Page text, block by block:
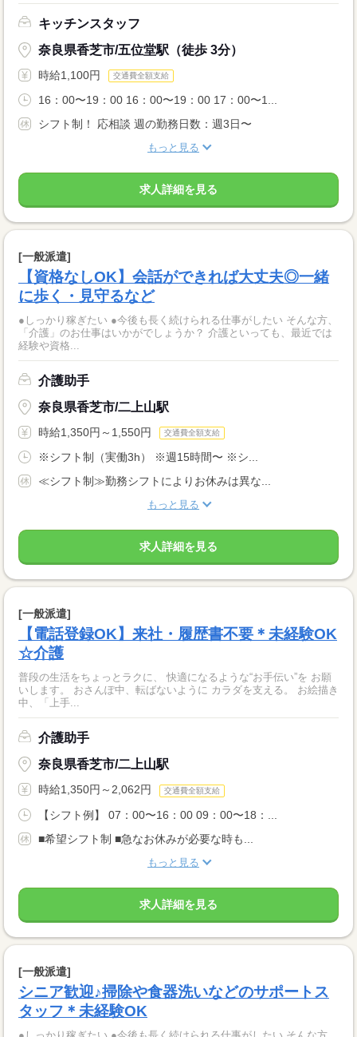
キッチンスタッフ
奈良県香芝市/五位堂駅（徒歩 3分）
時給1,100円 交通費全額支給
16：00〜19：00 16：00〜19：00 17：00〜1...
シフト制！ 応相談 週の勤務日数：週3日〜
もっと見る
求人詳細を見る
[一般派遣]
【資格なしOK】会話ができれば大丈夫◎一緒
に歩く・見守るなど
●しっかり稼ぎたい ●今後も長く続けられる仕事がしたい そんな方、
「介護」のお仕事はいかがでしょうか？ 介護といっても、最近では
経験や資格...
介護助手
奈良県香芝市/二上山駅
時給1,350円～1,550円 交通費全額支給
※シフト制（実働3h） ※週15時間〜 ※シ...
≪シフト制≫勤務シフトによりお休みは異な...
もっと見る
求人詳細を見る
[一般派遣]
【電話登録OK】来社・履歴書不要＊未経験OK
☆介護
普段の生活をちょっとラクに、 快適になるような“お手伝い”を お願
いします。 おさんぽ中、転ばないように カラダを支える。 お絵描き
中、「上手...
介護助手
奈良県香芝市/二上山駅
時給1,350円～2,062円 交通費全額支給
【シフト例】 07：00〜16：00 09：00〜18：...
■希望シフト制 ■急なお休みが必要な時も...
もっと見る
求人詳細を見る
[一般派遣]
シニア歓迎♪掃除や食器洗いなどのサポートス
タッフ＊未経験OK